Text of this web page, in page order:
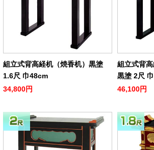
組立式背高経机（焼香机）黒塗
1.6尺 巾48cm
34,800円
組立式背高
黒塗 2尺
46,100円